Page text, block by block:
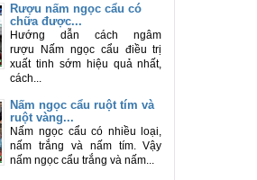
Rượu nấm ngọc cẩu có
chữa được...
Hướng dẫn cách ngâm
rượu Nấm ngọc cẩu điều trị
xuất tinh sớm hiệu quả nhất,
cách...
Nấm ngọc cẩu ruột tím và
ruột vàng...
Nấm ngọc cẩu có nhiều loại,
nấm trắng và nấm tím. Vậy
nấm ngọc cẩu trắng và nấm...